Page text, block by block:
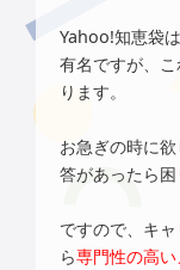
Yahoo!知恵袋
有名ですが、
ります。
お急ぎの時に
答があったら困
ですので、キ
ら専門性の高